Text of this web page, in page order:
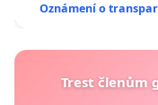
Oznámení o
Trest členům